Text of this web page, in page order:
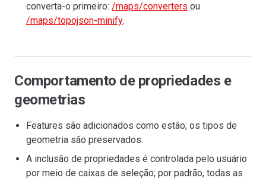
converta-o primeiro: /maps/converters ou
/maps/topojson-minify.
Comportamento de propriedades e
geometrias
Features são adicionados como estão; os tipos de
geometria são preservados.
A inclusão de propriedades é controlada pelo usuário
por meio de caixas de seleção; por padrão, todas as